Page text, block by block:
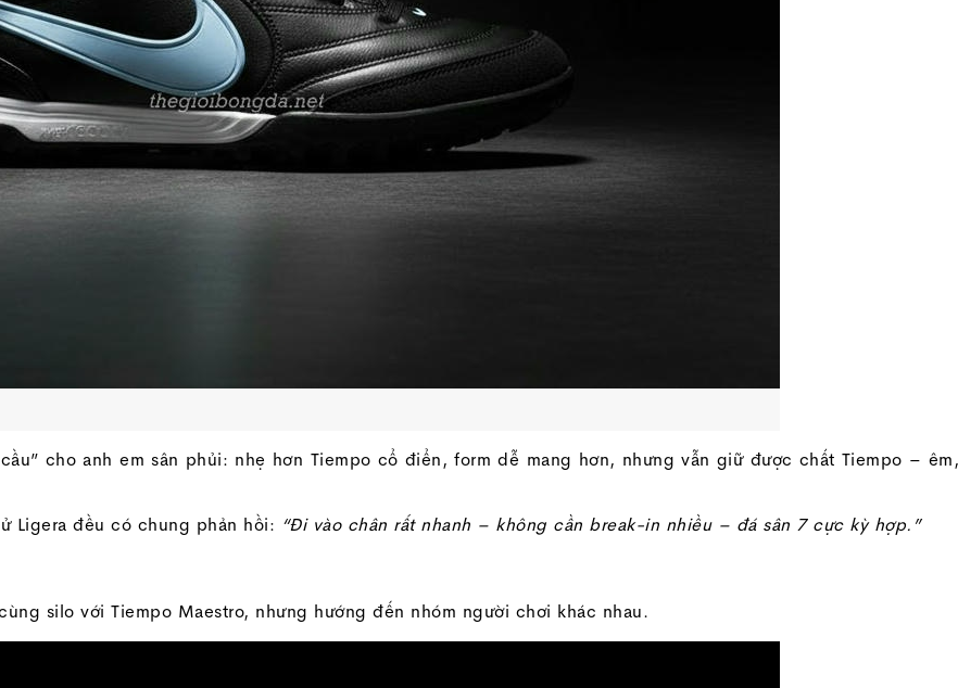
cho anh em sân phủi: nhẹ hơn Tiempo cổ điển, form dễ mang hơn, nhưng vẫn giữ được chất Tiempo –
Ligera đều có chung phản hồi: “Đi vào chân rất nhanh – không cần break-in nhiều – đá sân 7 cực kỳ hợp.”
silo với Tiempo Maestro, nhưng hướng đến nhóm người chơi khác nhau.